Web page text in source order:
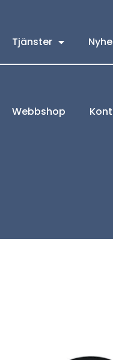
Tjänster
Webbshop